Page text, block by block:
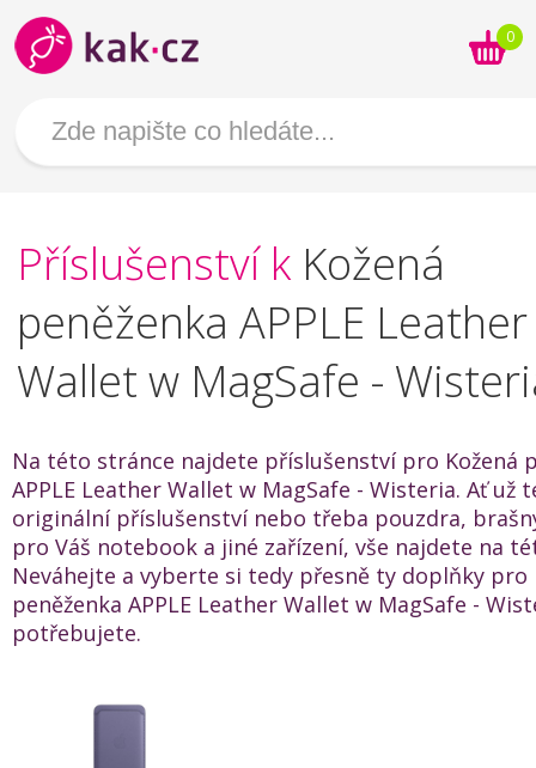
0
Příslušenství k Kožená
peněženka APPLE Leather
Wallet w MagSafe -
Na této stránce najdete příslušenství pro Kožená
APPLE Leather Wallet w MagSafe - Wisteria. Ať už
originální příslušenství nebo třeba pouzdra,
pro Váš notebook a jiné zařízení, vše najdete na
Neváhejte a vyberte si tedy přesně ty doplňky pro
peněženka APPLE Leather Wallet w MagSafe -
potřebujete.